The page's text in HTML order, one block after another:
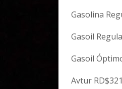
Gasolina
Gasoil
Gasoil
Avtur